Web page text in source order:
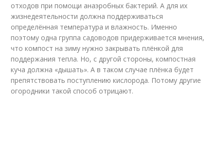
отходов при помощи анаэробных бактерий. А для их
жизнедеятельности должна поддерживаться
определённая температура и влажность. Именно
поэтому одна группа садоводов придерживается мнения,
что компост на зиму нужно закрывать плёнкой для
поддержания тепла. Но, с другой стороны, компостная
куча должна «дышать». А в таком случае плёнка будет
препятствовать поступлению кислорода. Потому другие
огородники такой способ отрицают.